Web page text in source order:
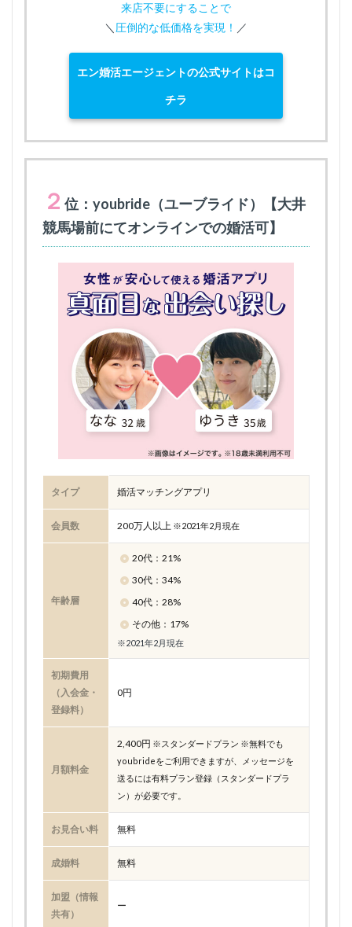
来店不要にすることで
＼ 圧倒的な低価格を実現！ ／
エン婚活エージェントの公式サイトはコ
チラ
２ 位：youbride（ユーブライド）【大井
競馬場前にてオンラインでの婚活可】
タイプ 婚活マッチングアプリ
会員数 200万人以上 ※2021年2月現在
年齢層
20代：21%
30代：34%
40代：28%
その他：17%
※2021年2月現在
初期費用
（入会金・
登録料）
0円
月額料金
2,400円 ※スタンダードプラン ※無料でも
youbrideをご利用できますが、メッセージを
送るには有料プラン登録（スタンダードプラ
ン）が必要です。
お見合い料 無料
成婚料 無料
加盟（情報
共有）
ー